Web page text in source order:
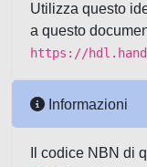
Utilizza questo
a questo
https://
Informazioni
Il codice NBN di